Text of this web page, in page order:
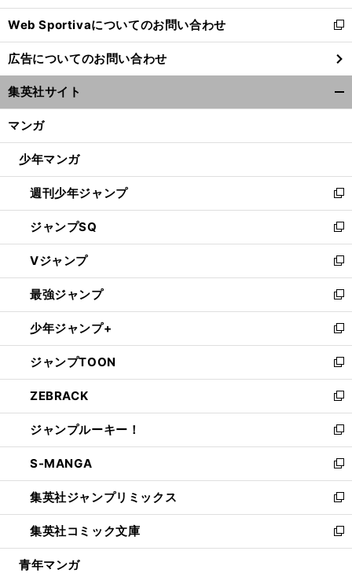
開
く
Web Sportivaについてのお問い合わせ
新
し
い
ウ
ィ
ン
ウ
開
く
広告についてのお問い合わせ
集英社サイト
マンガ
少年マンガ
週刊少年ジャンプ
新
し
い
ウ
ィ
ン
ド
ウ
で
開
く
ジャンプSQ
新
し
い
ウ
ィ
ン
ド
ウ
で
開
く
Vジャンプ
新
し
い
ウ
ィ
ン
ド
ウ
で
開
く
最強ジャンプ
新
し
い
ウ
ィ
ン
ド
ウ
で
開
く
少年ジャンプ+
新
し
い
ウ
ィ
ン
ド
ウ
で
開
く
ジャンプTOON
新
し
い
ウ
ィ
ン
ド
ウ
で
開
く
ZEBRACK
新
し
い
ウ
ィ
ン
ド
ウ
で
開
ジャンプルーキー！
新
し
い
ウ
ィ
ン
ド
ウ
S-MANGA
新
し
い
ウ
ィ
ン
集英社ジャンプリミックス
新
し
い
ウ
集英社コミック文庫
新
し
青年マンガ